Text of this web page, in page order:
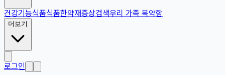
건강기능식품식품한약재증상검색우리 가족 복약함
더보기
로그인